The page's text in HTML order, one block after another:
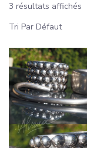
3 résultats affichés